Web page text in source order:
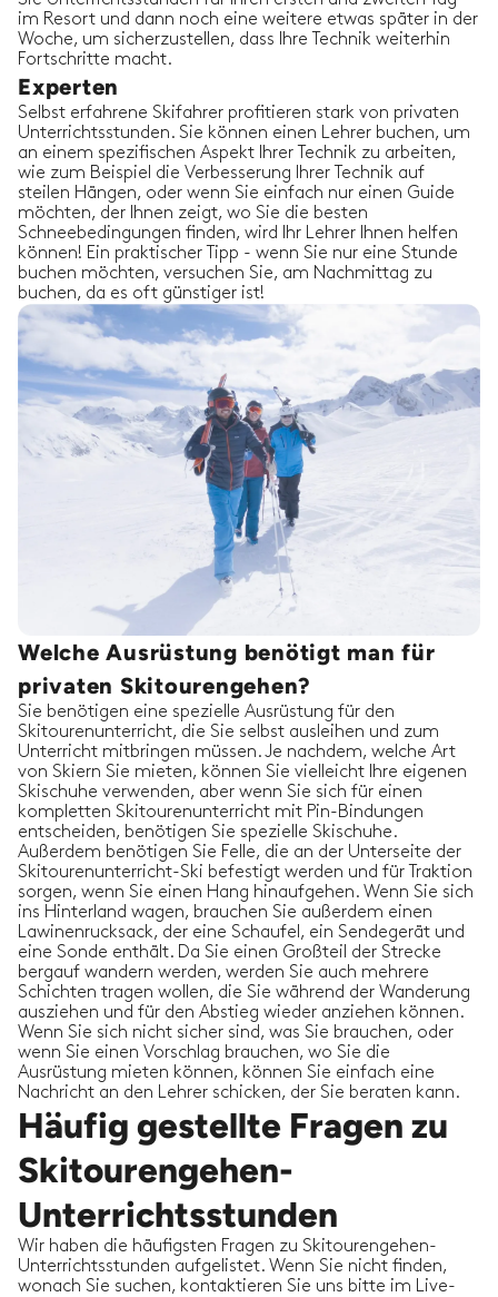
im Resort und dann noch eine weitere etwas später in der
Woche, um sicherzustellen, dass Ihre Technik weiterhin
Fortschritte macht.
Experten
Selbst erfahrene Skifahrer profitieren stark von privaten
Unterrichtsstunden. Sie können einen Lehrer buchen, um
an einem spezifischen Aspekt Ihrer Technik zu arbeiten,
wie zum Beispiel die Verbesserung Ihrer Technik auf
steilen Hängen, oder wenn Sie einfach nur einen Guide
möchten, der Ihnen zeigt, wo Sie die besten
Schneebedingungen finden, wird Ihr Lehrer Ihnen helfen
können! Ein praktischer Tipp - wenn Sie nur eine Stunde
buchen möchten, versuchen Sie, am Nachmittag zu
buchen, da es oft günstiger ist!
Welche Ausrüstung benötigt man für
privaten Skitourengehen?
Sie benötigen eine spezielle Ausrüstung für den
Skitourenunterricht, die Sie selbst ausleihen und zum
Unterricht mitbringen müssen. Je nachdem, welche Art
von Skiern Sie mieten, können Sie vielleicht Ihre eigenen
Skischuhe verwenden, aber wenn Sie sich für einen
kompletten Skitourenunterricht mit Pin-Bindungen
entscheiden, benötigen Sie spezielle Skischuhe.
Außerdem benötigen Sie Felle, die an der Unterseite der
Skitourenunterricht-Ski befestigt werden und für Traktion
sorgen, wenn Sie einen Hang hinaufgehen. Wenn Sie sich
ins Hinterland wagen, brauchen Sie außerdem einen
Lawinenrucksack, der eine Schaufel, ein Sendegerät und
eine Sonde enthält. Da Sie einen Großteil der Strecke
bergauf wandern werden, werden Sie auch mehrere
Schichten tragen wollen, die Sie während der Wanderung
ausziehen und für den Abstieg wieder anziehen können.
Wenn Sie sich nicht sicher sind, was Sie brauchen, oder
wenn Sie einen Vorschlag brauchen, wo Sie die
Ausrüstung mieten können, können Sie einfach eine
Nachricht an den Lehrer schicken, der Sie beraten kann.
Häufig gestellte Fragen zu
Skitourengehen-
Unterrichtsstunden
Wir haben die häufigsten Fragen zu Skitourengehen-
Unterrichtsstunden aufgelistet. Wenn Sie nicht finden,
wonach Sie suchen, kontaktieren Sie uns bitte im Live-